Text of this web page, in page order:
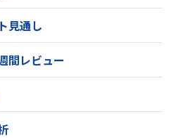
見通し
間レビュー